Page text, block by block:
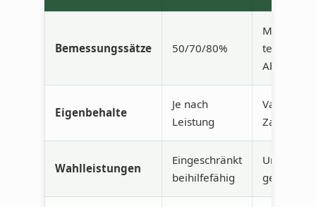
Bemessungssätze 50/70/80%
Meist
teils
Eigenbehalte
Je nach
Leistung
Variiert,
Wahlleistungen
Eingeschränkt
beihilfefähig
geregelt